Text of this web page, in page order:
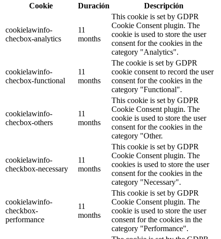
Cookie
Duración Descripción
cookielawinfo-
checbox-analytics
11
months
This cookie is set by GDPR
Cookie Consent plugin. The
cookie is used to store the user
consent for the cookies in the
category "Analytics".
cookielawinfo-
checbox-functional
11
months
The cookie is set by GDPR
cookie consent to record the user
consent for the cookies in the
category "Functional".
cookielawinfo-
checbox-others
11
months
This cookie is set by GDPR
Cookie Consent plugin. The
cookie is used to store the user
consent for the cookies in the
category "Other.
cookielawinfo-
checkbox-necessary
11
months
This cookie is set by GDPR
Cookie Consent plugin. The
cookies is used to store the user
consent for the cookies in the
category "Necessary".
cookielawinfo-
checkbox-
performance
11
months
This cookie is set by GDPR
Cookie Consent plugin. The
cookie is used to store the user
consent for the cookies in the
category "Performance".